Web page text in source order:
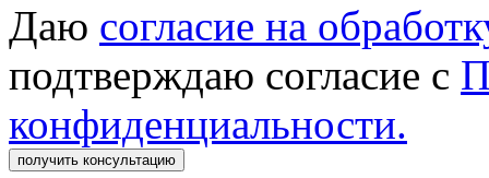
Даю согласие на
подтверждаю согласие с
конфиденциальности.
получить консультацию